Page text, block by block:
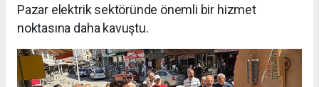
Pazar elektrik sektöründe önemli bir hizmet
noktasına daha kavuştu.